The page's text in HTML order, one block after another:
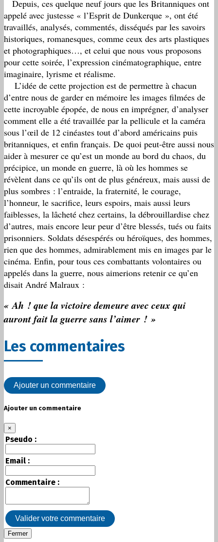
Depuis, ces quelque neuf jours que les Britanniques ont
appelé avec justesse « l’Esprit de Dunkerque », ont été
travaillés, analysés, commentés, disséqués par les savoirs
historiques, romanesques, comme ceux des arts plastiques
et photographiques…, et celui que nous vous proposons
pour cette soirée, l’expression cinématographique, entre
imaginaire, lyrisme et réalisme.
L’idée de cette projection est de permettre à chacun
d’entre nous de garder en mémoire les images filmées de
cette incroyable épopée, de nous en imprégner, d’analyser
comment elle a été travaillée par la pellicule et la caméra
sous l’œil de 12 cinéastes tout d’abord américains puis
britanniques, et enfin français. De quoi peut-être aussi nous
aider à mesurer ce qu’est un monde au bord du chaos, du
précipice, un monde en guerre, là où les hommes se
révèlent dans ce qu’ils ont de plus généreux, mais aussi de
plus sombres : l’entraide, la fraternité, le courage,
l’honneur, le sacrifice, leurs espoirs, mais aussi leurs
faiblesses, la lâcheté chez certains, la débrouillardise chez
d’autres, mais encore leur peur d’être blessés, tués ou faits
prisonniers. Soldats désespérés ou héroïques, des hommes,
rien que des hommes, admirablement mis en images par le
cinéma. Enfin, pour tous ces combattants volontaires ou
appelés dans la guerre, nous aimerions retenir ce qu’en
disait André Malraux :
« Ah ! que la victoire demeure avec ceux qui
auront fait la guerre sans l’aimer ! »
Les commentaires
Ajouter un commentaire
Ajouter un commentaire
×
Pseudo :
Email :
Commentaire :
Valider votre commentaire
Fermer